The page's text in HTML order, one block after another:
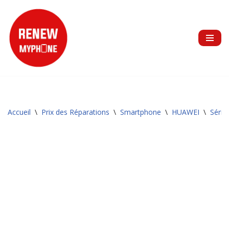
Aller
au
contenu
Accueil \ Prix des Réparations \ Smartphone \ HUAWEI \ Série